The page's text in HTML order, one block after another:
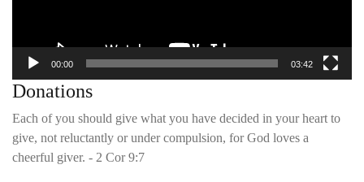
00:00 03:42
Donations
Each of you should give what you have decided in your heart to
give, not reluctantly or under compulsion, for God loves a
cheerful giver. - 2 Cor 9:7